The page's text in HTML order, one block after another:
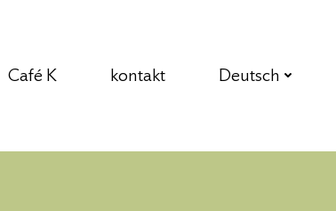
Café K kontakt Deutsch